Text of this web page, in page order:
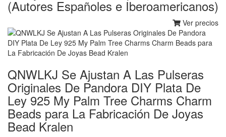
(Autores Españoles e Iberoamericanos)
Ver precios
QNWLKJ Se Ajustan A Las Pulseras
Originales De Pandora DIY Plata De
Ley 925 My Palm Tree Charms Charm
Beads para La Fabricación De Joyas
Bead Kralen